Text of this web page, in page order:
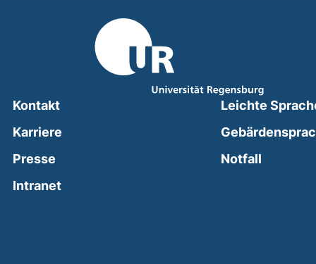
Kontakt
Karriere
Presse
Intranet(external link, opens in a new window)
Leichte
Notfall